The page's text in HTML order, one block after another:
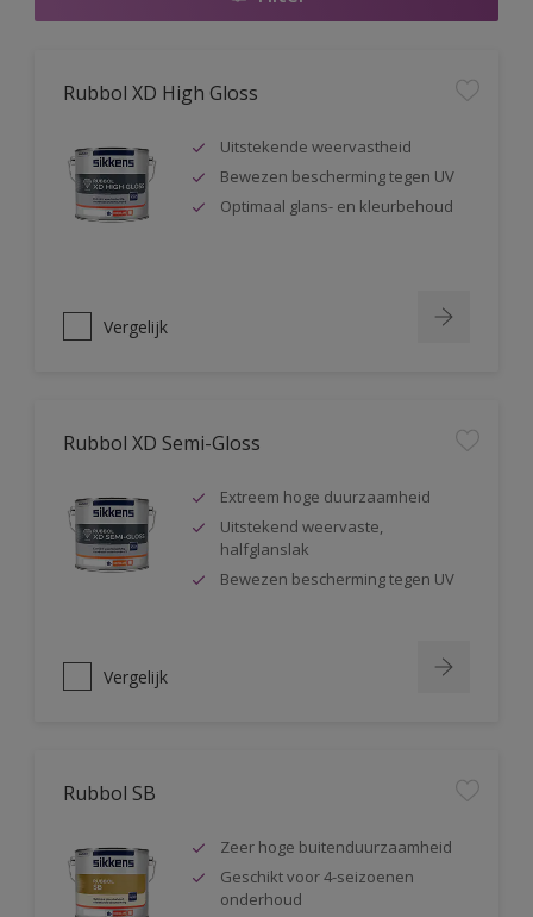
Rubbol XD High Gloss
Uitstekende weervastheid
Bewezen bescherming tegen UV
Optimaal glans- en kleurbehoud
Vergelijk
Rubbol XD Semi-Gloss
Extreem hoge duurzaamheid
Uitstekend weervaste,
halfglanslak
Bewezen bescherming tegen UV
Vergelijk
Rubbol SB
Zeer hoge buitenduurzaamheid
Geschikt voor 4-seizoenen
onderhoud